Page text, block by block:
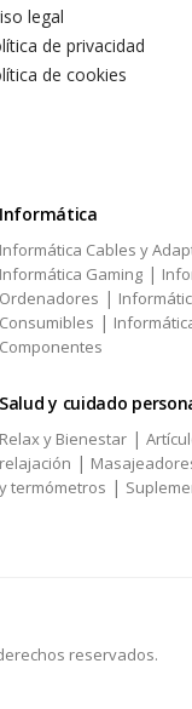
legal
de privacidad
de cookies
Informática
Informática Cables y
Informática Gaming |
Ordenadores |
Consumibles |
Componentes
Salud y cuidado
Relax y Bienestar |
relajación |
y termómetros |
reservados.